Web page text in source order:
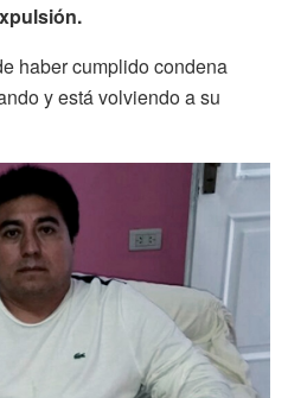
haber cumplido condena
y está volviendo a su